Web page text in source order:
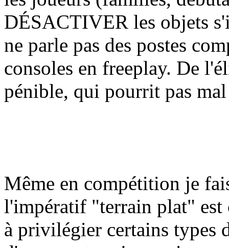
DÉSACTIVER les objets
ne parle pas des postes
consoles en freeplay. De
pénible, qui pourrit pas
Même en compétition je
l'impératif "terrain plat" est
à privilégier certains types